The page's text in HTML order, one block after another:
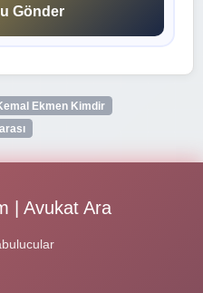
Gönder
Ekmen Kimdir
| Avukat Ara